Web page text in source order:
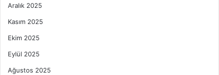
Aralık 2025
Kasım 2025
Ekim 2025
Eylül 2025
Ağustos 2025